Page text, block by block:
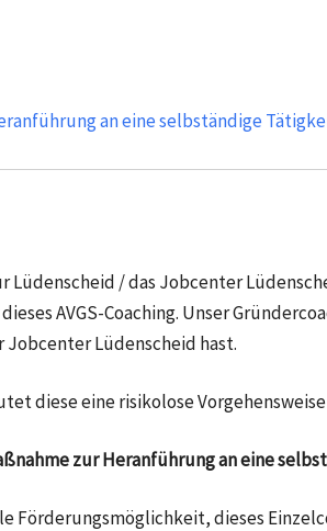
an eine selbständige
Lüdenscheid / das Jobcenter
AVGS-Coaching. Unser
Lüdenscheid hast.
diese eine risikolose
zur Heranführung an eine
Förderungsmöglichkeit, dieses